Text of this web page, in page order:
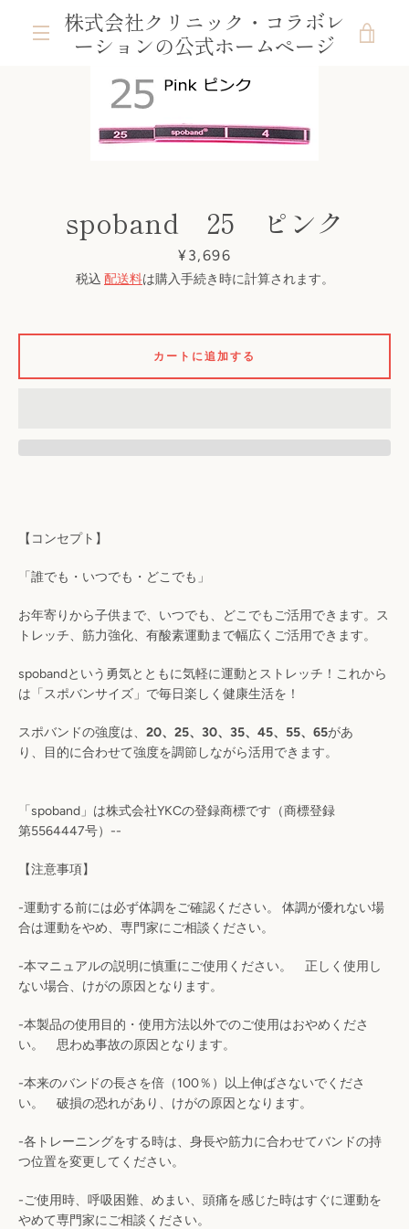
FacebookInstagram
株式会社クリニック・コラボレ
ーションの公式ホームページ
spoband 25 ピンク
価
格
¥3,696
税込 配送料は購入手続き時に計算されます。
【コンセプト】
「 誰でも ・ いつでも ・ どこ でも 」
お年寄りから子供まで、いつでも、どこでもご活用できます。 ス
トレッチ、筋力強化、有酸素運動まで幅広くご活用できます。
spobandという勇気とともに気軽に運動とストレッチ！ これから
は「スポバンサイズ」で毎日楽しく健康生活を！
スポバンドの強度は、 20、 25、 30、 35、 45、 55、65があ
り、
目的に合わせて強度を調節しながら活用できます。
「 spoband 」は株式会社YKCの登録商標です（商標登録
第5564447号） --
【注意事項】
-運動する前には必ず体調をご確認ください。 体調が優れない場
合は運動をやめ、専門家にご相談ください。
-本マニュアルの説明に慎重にご使用ください。
正しく使用し
ない場合、けがの原因となります。
-本製品の使用目的・使用方法以外でのご使用はおやめくださ
い。
思わぬ事故の原因となります。
-本来のバンドの長さを倍（100％）以上伸ばさないでくださ
い。
破損の恐れがあり、けがの原因となります。
-各トレーニングをする時は、身長や筋力に合わせてバンドの持
つ位置を変更してください。
-ご使用時、呼吸困難、めまい、頭痛を感じた時はすぐに運動を
やめて専門家にご相談ください。
カートに追加する
へ
ラ
イ
ラ
イ
ラ
イ